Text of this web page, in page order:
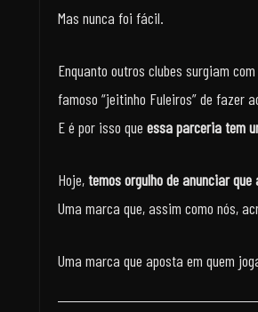
Mas nunca foi fácil.
Enquanto outros clubes surgiam
famoso “jeitinho Fuleiros” de fazer
E é por isso queessa parceria tem
Hoje,temos orgulho de anunciar
Uma marca que, assim como nós,
Uma marca que aposta em quem